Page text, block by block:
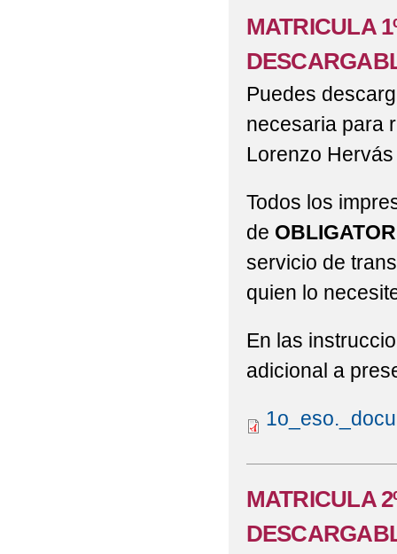
MATRICULA
Puedes
necesaria para
Lorenzo
Todos los
de
servicio de
quien lo
En las
adicional a
MATRICULA